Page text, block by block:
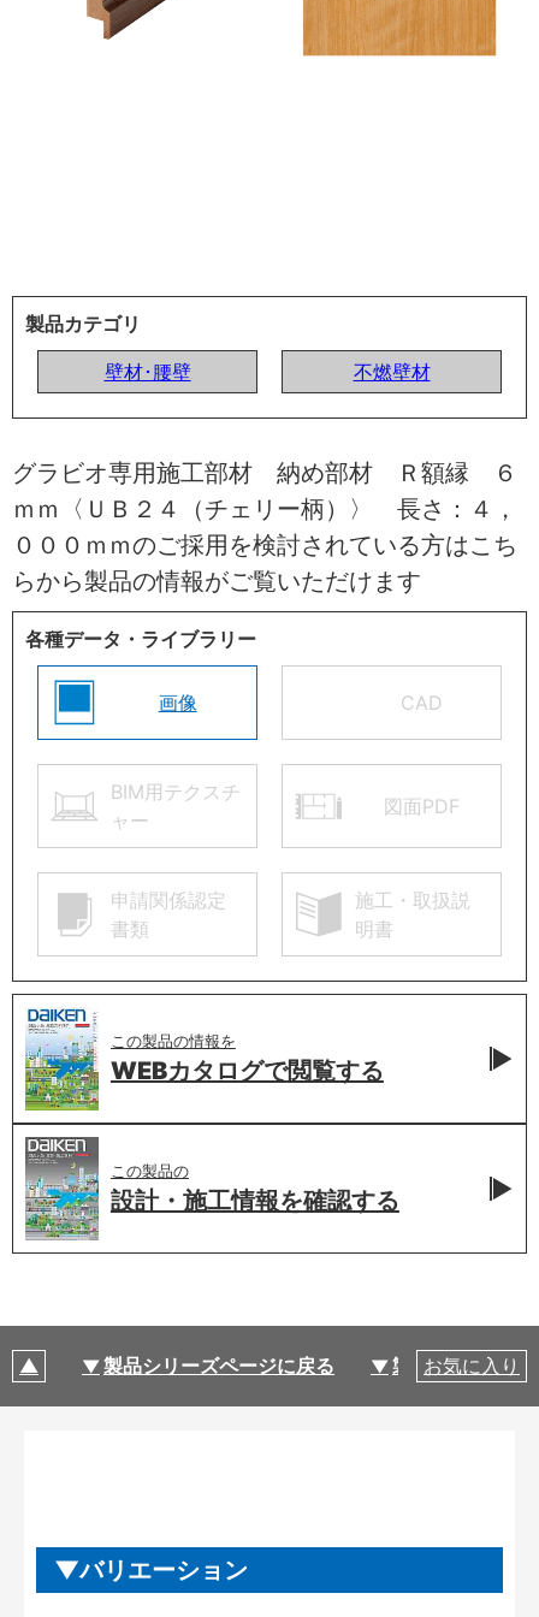
製品カテゴリ
壁材･腰壁
不燃壁材
グラビオ専用施工部材 納め部材 Ｒ額縁 ６
ｍｍ〈ＵＢ２４（チェリー柄）〉 長さ：４，
０００ｍｍのご採用を検討されている方はこち
らから製品の情報がご覧いただけます
各種データ・ライブラリー
画像 CAD
BIM用テクスチ
ャー
図面PDF
申請関係認定
書類
施工・取扱説
明書
この製品の情報を
WEBカタログで閲覧する
この製品の
設計・施工情報を確認する
製品シリーズページに戻る 製品仕様
お気に入り
バリエーション